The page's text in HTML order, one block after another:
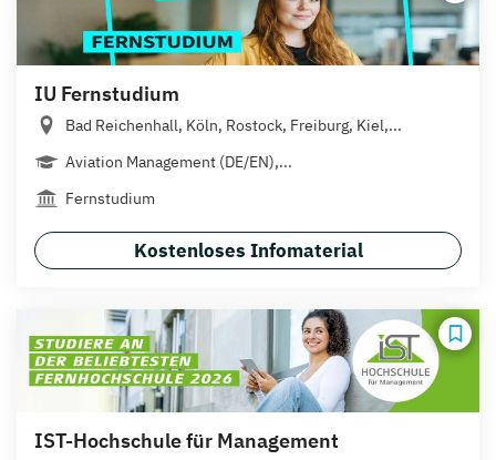
IU Fernstudium
Bad Reichenhall, Köln, Rostock, Freiburg, Kiel,...
Aviation Management (DE/EN),...
Fernstudium
Kostenloses Infomaterial
IST-Hochschule für Management